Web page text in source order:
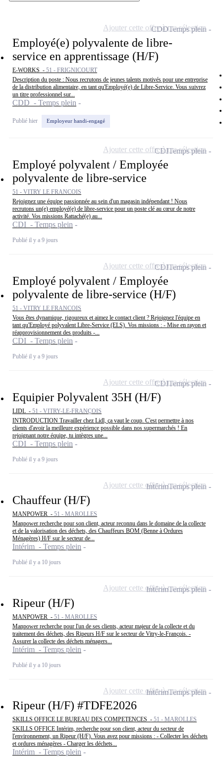
Employé(e) polyvalente de libre-
service en apprentissage (H/F)
E-WORKS - 51 - FRIGNICOURT
Description du poste : Nous recrutons de jeunes talents motivés pour une entreprise
de la distribution alimentaire, en tant qu'Employé(e) de Libre-Service. Vous suivrez
un titre professionnel sur...
CDD - Temps plein
Publié hier Employeur handi-engagé
CDDTemps plein
Ajouter cette offre à ma sélection
Employé polyvalent / Employée
polyvalente de libre-service
51 - VITRY LE FRANCOIS
Rejoignez une équipe passionnée au sein d'un magasin indépendant ! Nous
recrutons un(e) employé(e) de libre-service pour un poste clé au cœur de notre
activité. Vos missions Rattaché(e) au...
CDI - Temps plein
Publié il y a 9 jours
CDITemps plein
Ajouter cette offre à ma sélection
Employé polyvalent / Employée
polyvalente de libre-service (H/F)
51 - VITRY LE FRANCOIS
Vous êtes dynamique, rigoureux et aimez le contact client ? Rejoignez l'équipe en
tant qu'Employé polyvalent Libre-Service (ELS). Vos missions : - Mise en rayon et
réapprovisionnement des produits -...
CDI - Temps plein
Publié il y a 9 jours
CDITemps plein
Ajouter cette offre à ma sélection
Equipier Polyvalent 35H (H/F)
LIDL - 51 - VITRY-LE-FRANÇOIS
INTRODUCTION Travailler chez Lidl, ça vaut le coup. C'est permettre à nos
clients d'avoir la meilleure expérience possible dans nos supermarchés ! En
rejoignant notre équipe, tu intègres une...
CDI - Temps plein
Publié il y a 9 jours
CDITemps plein
Ajouter cette offre à ma sélection
Chauffeur (H/F)
MANPOWER - 51 - MAROLLES
Manpower recherche pour son client, acteur reconnu dans le domaine de la collecte
et de la valorisation des déchets, des Chauffeurs BOM (Benne à Ordures
Ménagères) H/F sur le secteur de...
Intérim - Temps plein
Publié il y a 10 jours
IntérimTemps plein
Ajouter cette offre à ma sélection
Ripeur (H/F)
MANPOWER - 51 - MAROLLES
Manpower recherche pour l'un de ses clients, acteur majeur de la collecte et du
traitement des déchets, des Ripeurs H/F sur le secteur de Vitry-le-François. -
Assurer la collecte des déchets ménagers...
Intérim - Temps plein
Publié il y a 10 jours
IntérimTemps plein
Ajouter cette offre à ma sélection
Ripeur (H/F) #TDFE2026
SKILLS OFFICE LE BUREAU DES COMPETENCES - 51 - MAROLLES
SKILLS OFFICE Intérim, recherche pour son client, acteur du secteur de
l'environnement, un Ripeur (H/F). Vous avez pour missions : - Collecter les déchets
et ordures ménagères - Charger les déchets...
Intérim - Temps plein
IntérimTemps plein
Ajouter cette offre à ma sélection